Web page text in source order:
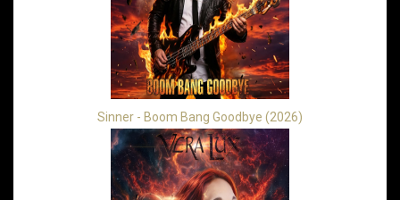
Sinner - Boom Bang Goodbye (2026)